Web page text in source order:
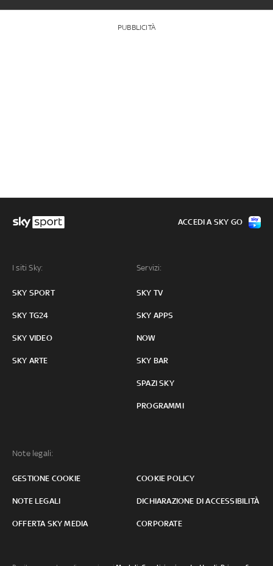
PUBBLICITÀ
I siti Sky:
SKY SPORT
SKY TG24
SKY VIDEO
SKY ARTE
Servizi:
SKY TV
SKY APPS
NOW
SKY BAR
SPAZI SKY
PROGRAMMI
Note legali:
GESTIONE COOKIE COOKIE POLICY
NOTE LEGALI DICHIARAZIONE DI ACCESSIBILITÀ
OFFERTA SKY MEDIA CORPORATE
ACCEDI A SKY GO